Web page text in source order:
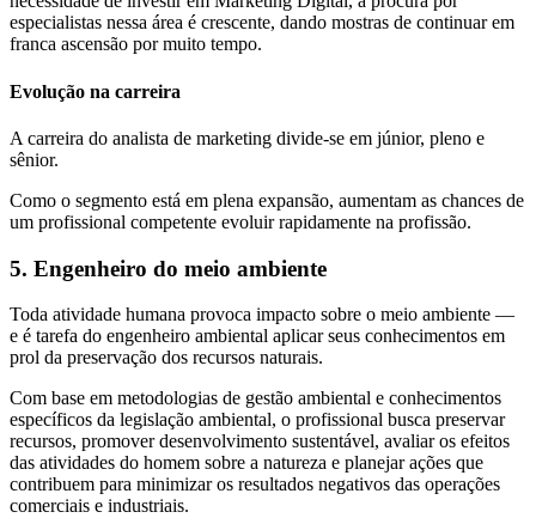
especialistas nessa área é crescente, dando mostras de continuar em
franca ascensão por muito tempo.
Evolução na carreira
A carreira do analista de marketing divide-se em júnior, pleno e
sênior.
Como o segmento está em plena expansão, aumentam as chances de
um profissional competente evoluir rapidamente na profissão.
5. Engenheiro do meio ambiente
Toda atividade humana provoca impacto sobre o meio ambiente —
e é tarefa do engenheiro ambiental aplicar seus conhecimentos em
prol da preservação dos recursos naturais.
Com base em metodologias de gestão ambiental e conhecimentos
específicos da legislação ambiental, o profissional busca preservar
recursos, promover desenvolvimento sustentável, avaliar os efeitos
das atividades do homem sobre a natureza e planejar ações que
contribuem para minimizar os resultados negativos das operações
comerciais e industriais.